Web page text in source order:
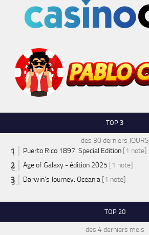
TOP 3
des 30 derniers JOURS
Puerto Rico 1897: Special Edition [1 note]
Age of Galaxy - édition 2025 [1 note]
Darwin's Journey: Oceania [1 note]
TOP 20
des 4 derniers mois